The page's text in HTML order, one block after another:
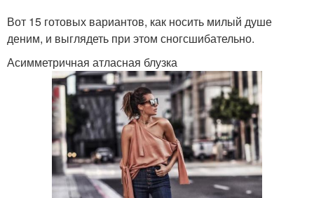
Вот 15 готовых вариантов, как носить милый душе
деним, и выглядеть при этом сногсшибательно.
Асимметричная атласная блузка